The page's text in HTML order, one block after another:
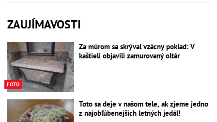
ZAUJÍMAVOSTI
FOTO
Za múrom sa skrýval vzácny poklad: V
kaštieli objavili zamurovaný oltár
Toto sa deje v našom tele, ak zjeme jedno
z najobľúbenejších letných jedál!